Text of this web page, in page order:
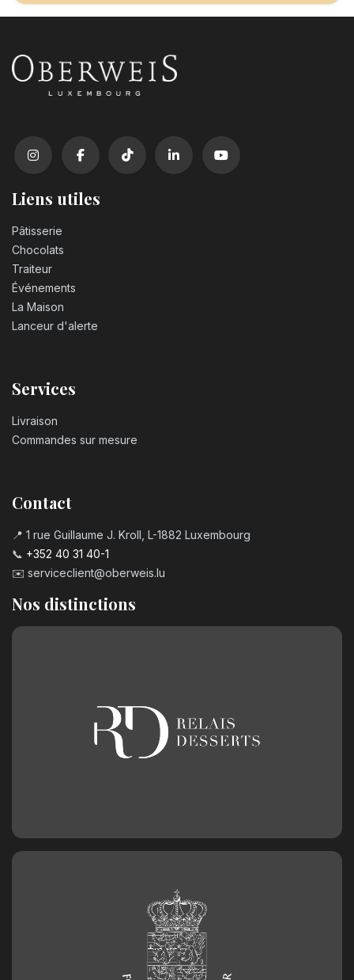
Liens utiles
Pâtisserie
Chocolats
Traiteur
Événements
La Maison
Lanceur d'alerte
Services
Livraison
Commandes sur mesure
Contact
📍 1 rue Guillaume J. Kroll, L-1882 Luxembourg
📞 +352 40 31 40-1
✉️ serviceclient@oberweis.lu
Nos distinctions